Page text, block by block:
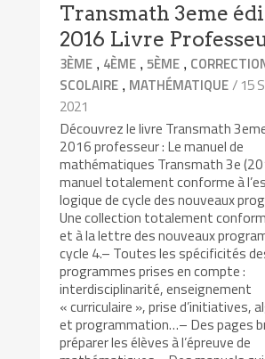
Transmath 3eme
2016 Livre
3ÈME , 4ÈME ,5ÈME ,
SCOLAIRE , MATHÉMATIQUE/ 15
2021
Découvrez le livre Transmath
2016 professeur : Le manuel de
mathématiques Transmath 3e
manuel totalement conforme à
logique de cycle des nouveaux
Une collection totalement
et à la lettre des nouveaux
cycle 4.– Toutes les spécificités
programmes prises en compte :
interdisciplinarité, enseignement
« curriculaire », prise d’initiatives,
et programmation…– Des pages
préparer les élèves à l’épreuve de